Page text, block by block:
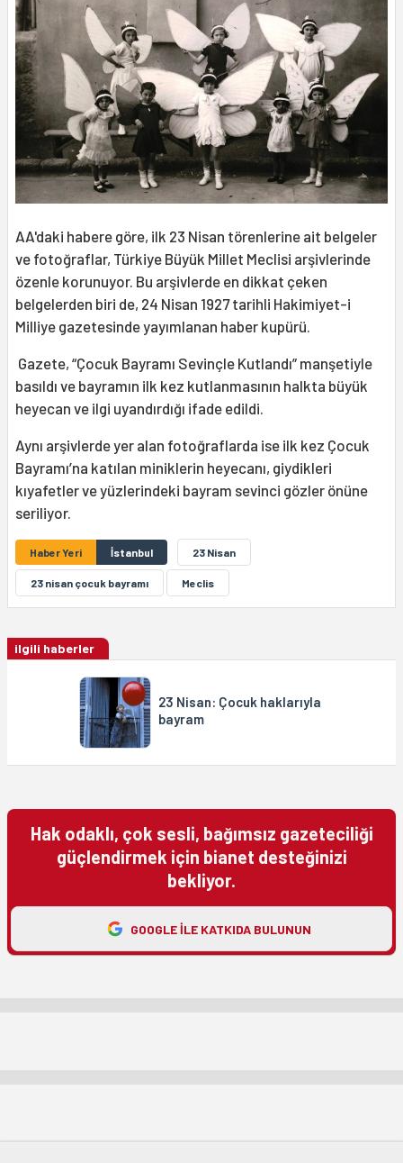
AA'daki habere göre, ilk 23 Nisan törenlerine ait belgeler
ve fotoğraflar, Türkiye Büyük Millet Meclisi arşivlerinde
özenle korunuyor. Bu arşivlerde en dikkat çeken
belgelerden biri de, 24 Nisan 1927 tarihli Hakimiyet-i
Milliye gazetesinde yayımlanan haber kupürü.
Gazete, “Çocuk Bayramı Sevinçle Kutlandı” manşetiyle
basıldı ve bayramın ilk kez kutlanmasının halkta büyük
heyecan ve ilgi uyandırdığı ifade edildi.
Aynı arşivlerde yer alan fotoğraflarda ise ilk kez Çocuk
Bayramı’na katılan miniklerin heyecanı, giydikleri
kıyafetler ve yüzlerindeki bayram sevinci gözler önüne
seriliyor.
Haber Yeri İstanbul 23 Nisan
23 nisan çocuk bayramı Meclis
ilgili haberler
23 Nisan: Çocuk haklarıyla
bayram
Hak odaklı, çok sesli, bağımsız gazeteciliği
güçlendirmek için bianet desteğinizi
bekliyor.
GOOGLE ILE KATKIDA BULUNUN